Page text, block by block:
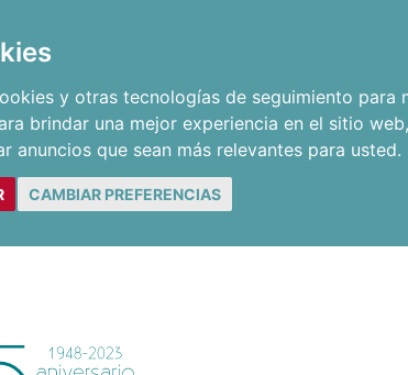
y otras tecnologías de seguimiento para
brindar una mejor experiencia en el sitio web,
anuncios que sean más relevantes para usted.
CAMBIAR PREFERENCIAS